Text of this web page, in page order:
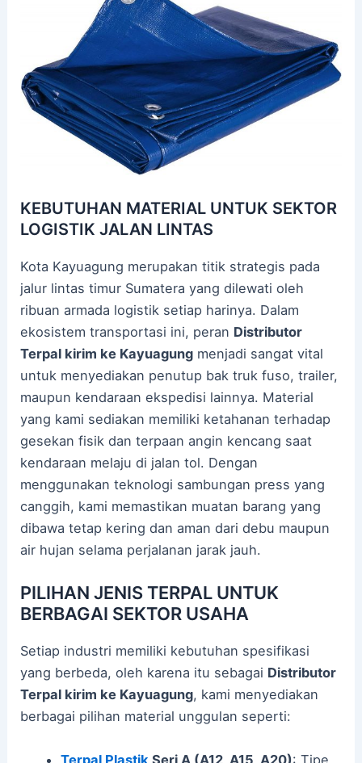
KEBUTUHAN MATERIAL UNTUK SEKTOR
LOGISTIK JALAN LINTAS
Kota Kayuagung merupakan titik strategis pada
jalur lintas timur Sumatera yang dilewati oleh
ribuan armada logistik setiap harinya. Dalam
ekosistem transportasi ini, peran Distributor
Terpal kirim ke Kayuagung menjadi sangat vital
untuk menyediakan penutup bak truk fuso, trailer,
maupun kendaraan ekspedisi lainnya. Material
yang kami sediakan memiliki ketahanan terhadap
gesekan fisik dan terpaan angin kencang saat
kendaraan melaju di jalan tol. Dengan
menggunakan teknologi sambungan press yang
canggih, kami memastikan muatan barang yang
dibawa tetap kering dan aman dari debu maupun
air hujan selama perjalanan jarak jauh.
PILIHAN JENIS TERPAL UNTUK
BERBAGAI SEKTOR USAHA
Setiap industri memiliki kebutuhan spesifikasi
yang berbeda, oleh karena itu sebagai Distributor
Terpal kirim ke Kayuagung, kami menyediakan
berbagai pilihan material unggulan seperti:
Terpal Plastik Seri A (A12, A15, A20): Tipe